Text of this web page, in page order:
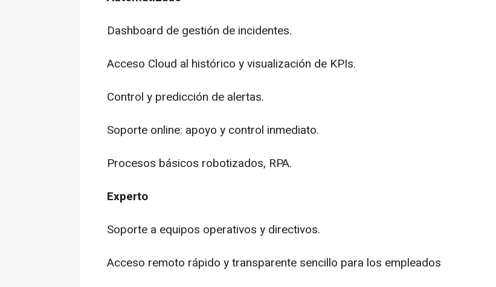
Dashboard de gestión de incidentes.
Acceso Cloud al histórico y visualización de KPIs.
Control y predicción de alertas.
Soporte online: apoyo y control inmediato.
Procesos básicos robotizados, RPA.
Experto
Soporte a equipos operativos y directivos.
Acceso remoto rápido y transparente sencillo para los empleados